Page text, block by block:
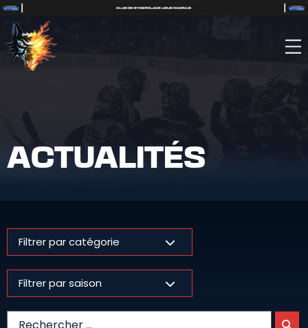
ACTUALITÉS